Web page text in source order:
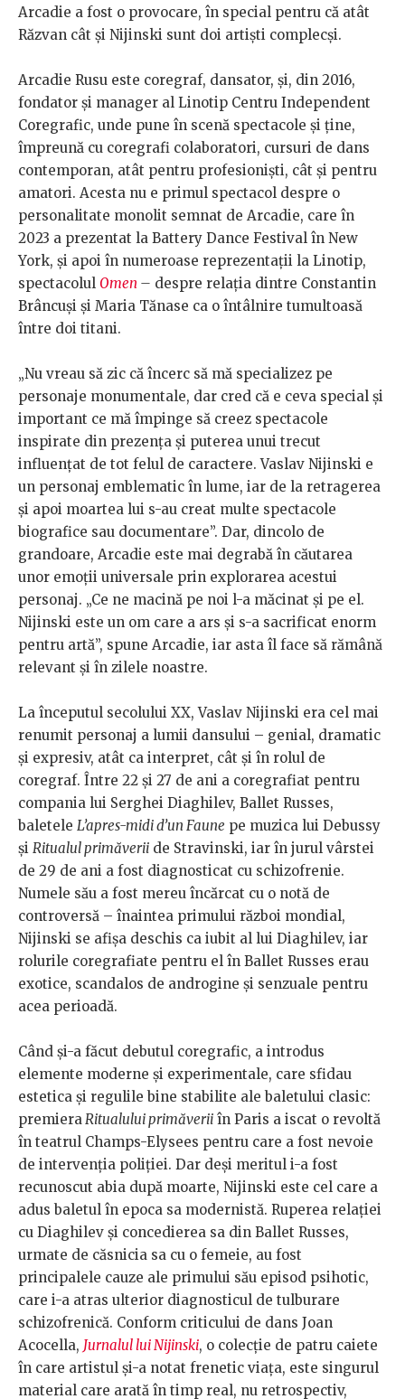
Arcadie a fost o provocare, în special pentru că atât
Răzvan cât și Nijinski sunt doi artiști complecși.
Arcadie Rusu este coregraf, dansator, și, din 2016,
fondator și manager al Linotip Centru Independent
Coregrafic, unde pune în scenă spectacole și ține,
împreună cu coregrafi colaboratori, cursuri de dans
contemporan, atât pentru profesioniști, cât și pentru
amatori. Acesta nu e primul spectacol despre o
personalitate monolit semnat de Arcadie, care în
2023 a prezentat la Battery Dance Festival în New
York, și apoi în numeroase reprezentații la Linotip,
spectacolul Omen – despre relația dintre Constantin
Brâncuși și Maria Tănase ca o întâlnire tumultoasă
între doi titani.
„Nu vreau să zic că încerc să mă specializez pe
personaje monumentale, dar cred că e ceva special și
important ce mă împinge să creez spectacole
inspirate din prezența și puterea unui trecut
influențat de tot felul de caractere. Vaslav Nijinski e
un personaj emblematic în lume, iar de la retragerea
și apoi moartea lui s-au creat multe spectacole
biografice sau documentare”. Dar, dincolo de
grandoare, Arcadie este mai degrabă în căutarea
unor emoții universale prin explorarea acestui
personaj. „Ce ne macină pe noi l-a măcinat și pe el.
Nijinski este un om care a ars și s-a sacrificat enorm
pentru artă”, spune Arcadie, iar asta îl face să rămână
relevant și în zilele noastre.
La începutul secolului XX, Vaslav Nijinski era cel mai
renumit personaj a lumii dansului – genial, dramatic
și expresiv, atât ca interpret, cât și în rolul de
coregraf. Între 22 și 27 de ani a coregrafiat pentru
compania lui Serghei Diaghilev, Ballet Russes,
baletele L’apres-midi d’un Faune pe muzica lui Debussy
și Ritualul primăverii de Stravinski, iar în jurul vârstei
de 29 de ani a fost diagnosticat cu schizofrenie.
Numele său a fost mereu încărcat cu o notă de
controversă – înaintea primului război mondial,
Nijinski se afișa deschis ca iubit al lui Diaghilev, iar
rolurile coregrafiate pentru el în Ballet Russes erau
exotice, scandalos de androgine și senzuale pentru
acea perioadă.
Când și-a făcut debutul coregrafic, a introdus
elemente moderne și experimentale, care sfidau
estetica și regulile bine stabilite ale baletului clasic:
premieraRitualului primăverii în Paris a iscat o revoltă
în teatrul Champs-Elysees pentru care a fost nevoie
de intervenția poliției. Dar deși meritul i-a fost
recunoscut abia după moarte, Nijinski este cel care a
adus baletul în epoca sa modernistă. Ruperea relației
cu Diaghilev și concedierea sa din Ballet Russes,
urmate de căsnicia sa cu o femeie, au fost
principalele cauze ale primului său episod psihotic,
care i-a atras ulterior diagnosticul de tulburare
schizofrenică. Conform criticului de dans Joan
Acocella, Jurnalul lui Nijinski, o colecție de patru caiete
în care artistul și-a notat frenetic viața, este singurul
material care arată în timp real, nu retrospectiv,